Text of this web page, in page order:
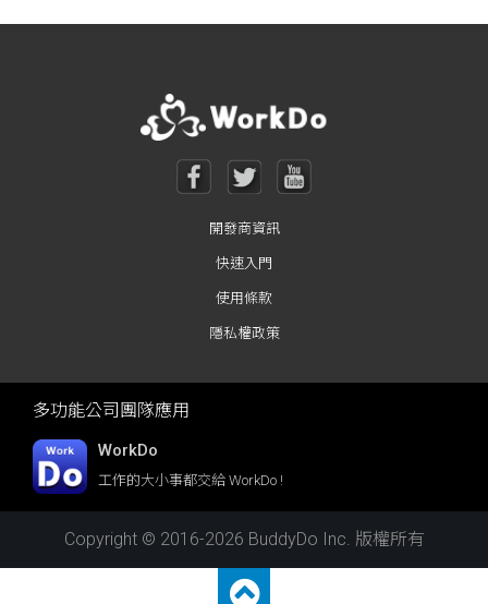
開發商資訊
快速入門
使用條款
隱私權政策
多功能公司團隊應用
WorkDo
工作的大小事都交給 WorkDo !
Copyright © 2016-2026 BuddyDo Inc. 版權所有